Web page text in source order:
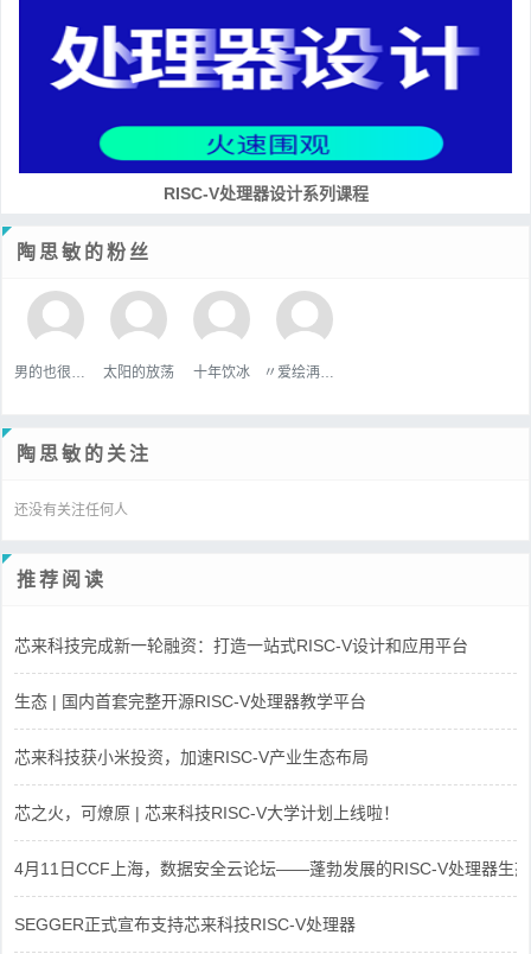
RISC-V处理器设计系列课程
陶思敏的粉丝
太阳的放荡 十年饮冰
陶思敏的关注
还没有关注任何人
推荐阅读
芯来科技完成新一轮融资：打造一站式RISC-V设计和应用平台
生态 | 国内首套完整开源RISC-V处理器教学平台
芯来科技获小米投资，加速RISC-V产业生态布局
芯之火，可燎原 | 芯来科技RISC-V大学计划上线啦！
4月11日CCF上海，数据安全云论坛——蓬勃发展的RISC-V处理器生态
SEGGER正式宣布支持芯来科技RISC-V处理器